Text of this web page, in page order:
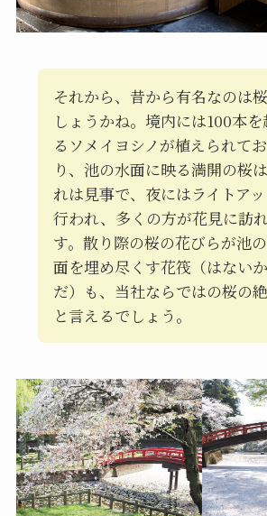
それから、昔から有名なのは
しょうかね。境内には100本を
るソメイヨシノが植えられてお
り、池の水面に映る満開の桜
れは見事で、夜にはライトアッ
行われ、多くの方が花見に訪
す。散り際の桜の花びらが池
面を埋め尽くす花筏（はないか
だ）も、当社ならではの桜の
と言えるでしょう。